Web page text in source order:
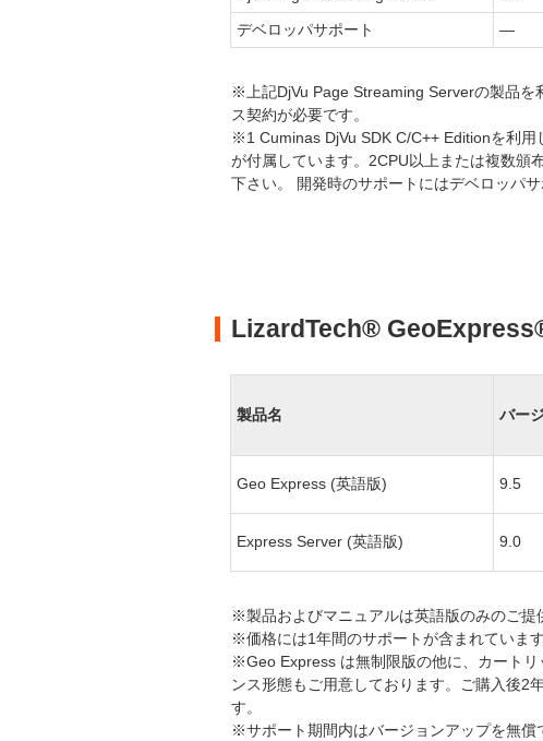
デベロッパサポート
―
※上記DjVu Page Streaming Serverの製品を
ス契約が必要です。
※1 Cuminas DjVu SDK C/C++ Editionを利
が付属しています。2CPU以上または複数頒
下さい。 開発時のサポートにはデベロッパサ
LizardTech®
製品名 バー
Geo Express (英語版) 9.5
Express Server (英語版) 9.0
※製品およびマニュアルは英語版のみのご提
※価格には1年間のサポートが含まれています
※Geo Express は無制限版の他に、カート
ンス形態もご用意しております。ご購入後2
す。
※サポート期間内はバージョンアップを無償